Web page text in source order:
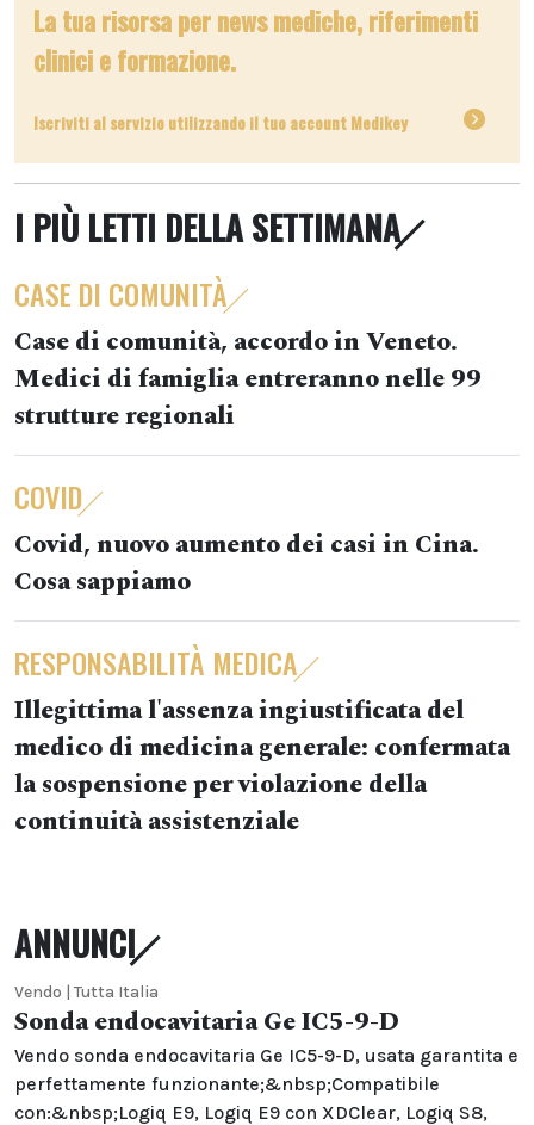
La tua risorsa per news mediche, riferimenti
clinici e formazione.
Iscriviti al servizio utilizzando il tuo account Medikey
I PIÙ LETTI DELLA SETTIMANA
CASE DI COMUNITÀ
Case di comunità, accordo in Veneto.
Medici di famiglia entreranno nelle 99
strutture regionali
COVID
Covid, nuovo aumento dei casi in Cina.
Cosa sappiamo
RESPONSABILITÀ MEDICA
Illegittima l'assenza ingiustificata del
medico di medicina generale: confermata
la sospensione per violazione della
continuità assistenziale
ANNUNCI
Vendo | Tutta Italia
Sonda endocavitaria Ge IC5-9-D
Vendo sonda endocavitaria Ge IC5-9-D, usata garantita e
perfettamente funzionante;&nbsp;Compatibile
con:&nbsp;Logiq E9, Logiq E9 con XDClear, Logiq S8,